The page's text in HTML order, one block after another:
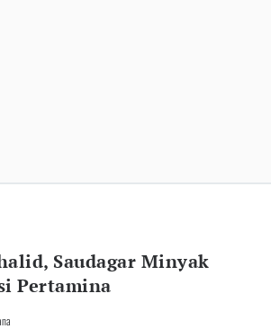
Saudagar Minyak
Pertamina